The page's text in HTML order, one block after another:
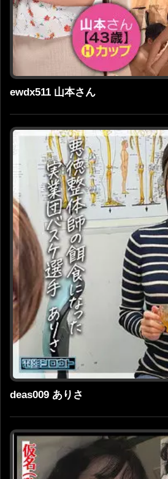
ewdx511 山本さん
deas009 ありさ